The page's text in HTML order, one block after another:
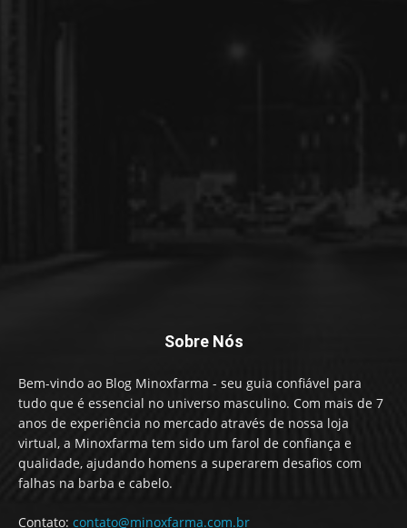
Sobre Nós
Bem-vindo ao Blog Minoxfarma - seu guia confiável para
tudo que é essencial no universo masculino. Com mais de 7
anos de experiência no mercado através de nossa loja
virtual, a Minoxfarma tem sido um farol de confiança e
qualidade, ajudando homens a superarem desafios com
falhas na barba e cabelo.
Contato: contato@minoxfarma.com.br